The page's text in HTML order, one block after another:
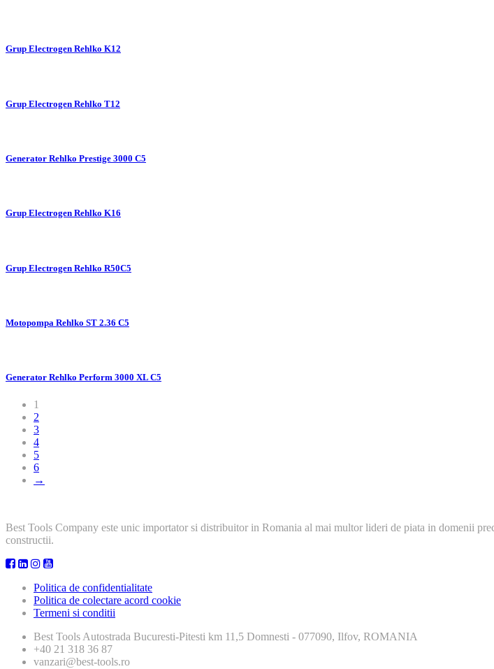
Grup Electrogen Rehlko K12
Grup Electrogen Rehlko T12
Generator Rehlko Prestige 3000 C5
Grup Electrogen Rehlko K16
Grup Electrogen Rehlko R50C5
Motopompa Rehlko ST 2.36 C5
Generator Rehlko Perform 3000 XL C5
1
2
3
4
5
6
→
Best Tools Company este unic importator si distribuitor in Romania al mai multor lideri de piata in domenii
constructii.
Politica de confidentialitate
Politica de colectare acord cookie
Termeni si conditii
Best ToolsAutostrada Bucuresti-Pitesti km 11,5 Domnesti - 077090, Ilfov, ROMANIA
+40 21 318 36 87
vanzari@best-tools.ro